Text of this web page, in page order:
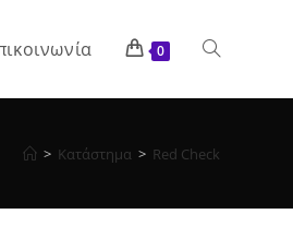
0 Toggle
website
> Κατάστημα > Red Check